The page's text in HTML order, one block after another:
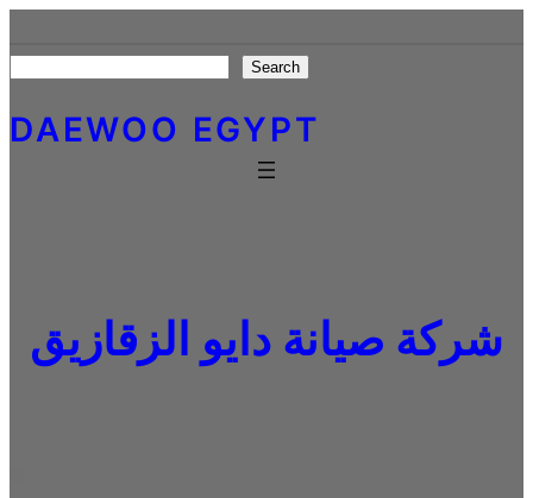
to
content
Search
DAEWOO EGYPT
شركة صيانة دايو الزقازيق